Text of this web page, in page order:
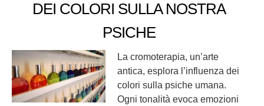
DEI COLORI SULLA NOSTRA
PSICHE
La cromoterapia, un’arte
antica, esplora l’influenza dei
colori sulla psiche umana.
Ogni tonalità evoca emozioni